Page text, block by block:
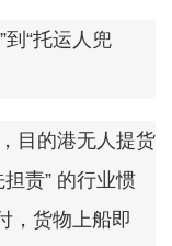
“托运人兜
目的港无人提货
责” 的行业惯
，货物上船即